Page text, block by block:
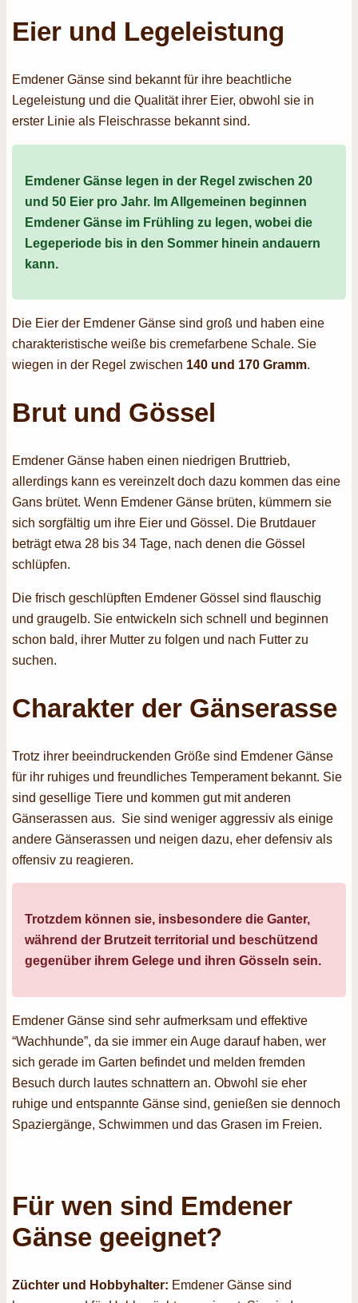
Eier und Legeleistung
Emdener Gänse sind bekannt für ihre beachtliche
Legeleistung und die Qualität ihrer Eier, obwohl sie in
erster Linie als Fleischrasse bekannt sind.
Emdener Gänse legen in der Regel zwischen 20
und 50 Eier pro Jahr. Im Allgemeinen beginnen
Emdener Gänse im Frühling zu legen, wobei die
Legeperiode bis in den Sommer hinein andauern
kann.
Die Eier der Emdener Gänse sind groß und haben eine
charakteristische weiße bis cremefarbene Schale. Sie
wiegen in der Regel zwischen 140 und 170 Gramm.
Brut und Gössel
Emdener Gänse haben einen niedrigen Bruttrieb,
allerdings kann es vereinzelt doch dazu kommen das eine
Gans brütet. Wenn Emdener Gänse brüten, kümmern sie
sich sorgfältig um ihre Eier und Gössel. Die Brutdauer
beträgt etwa 28 bis 34 Tage, nach denen die Gössel
schlüpfen.
Die frisch geschlüpften Emdener Gössel sind flauschig
und graugelb. Sie entwickeln sich schnell und beginnen
schon bald, ihrer Mutter zu folgen und nach Futter zu
suchen.
Charakter der Gänserasse
Trotz ihrer beeindruckenden Größe sind Emdener Gänse
für ihr ruhiges und freundliches Temperament bekannt. Sie
sind gesellige Tiere und kommen gut mit anderen
Gänserassen aus. Sie sind weniger aggressiv als einige
andere Gänserassen und neigen dazu, eher defensiv als
offensiv zu reagieren.
Trotzdem können sie, insbesondere die Ganter,
während der Brutzeit territorial und beschützend
gegenüber ihrem Gelege und ihren Gösseln sein.
Emdener Gänse sind sehr aufmerksam und effektive
“Wachhunde”, da sie immer ein Auge darauf haben, wer
sich gerade im Garten befindet und melden fremden
Besuch durch lautes schnattern an. Obwohl sie eher
ruhige und entspannte Gänse sind, genießen sie dennoch
Spaziergänge, Schwimmen und das Grasen im Freien.
Für wen sind Emdener
Gänse geeignet?
Züchter und Hobbyhalter: Emdener Gänse sind